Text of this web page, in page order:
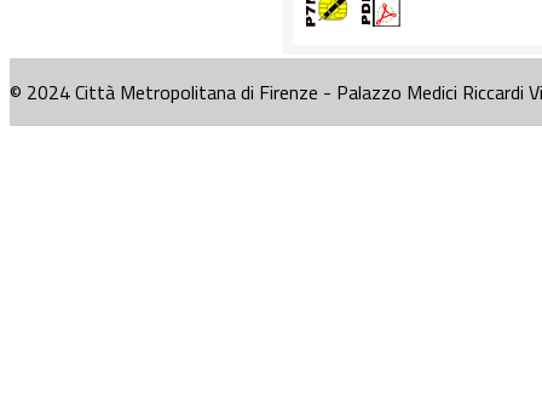
© 2024 Città Metropolitana di Firenze - Palazzo Medici Riccardi